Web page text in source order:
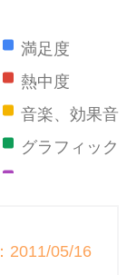
満足度
熱中度
音楽、効果音
グラフィック
2011/05/16